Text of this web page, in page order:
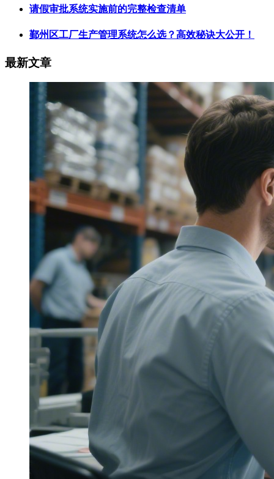
请假审批系统实施前的完整检查清单
鄞州区工厂生产管理系统怎么选？高效秘诀大公开！
最新文章